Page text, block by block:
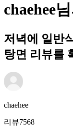
chaehee
저녁에 일반
탕면 리뷰를
chaehee
리뷰7568